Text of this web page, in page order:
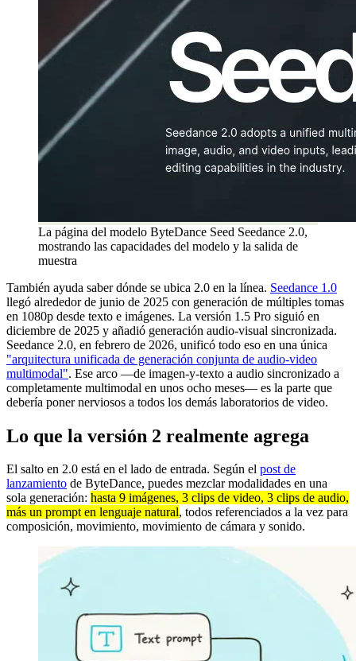
La página del modelo ByteDance Seed Seedance 2.0,
mostrando las capacidades del modelo y la salida de
muestra
También ayuda saber dónde se ubica 2.0 en la línea. Seedance 1.0
llegó alrededor de junio de 2025 con generación de múltiples tomas
en 1080p desde texto e imágenes. La versión 1.5 Pro siguió en
diciembre de 2025 y añadió generación audio-visual sincronizada.
Seedance 2.0, en febrero de 2026, unificó todo eso en una única
"arquitectura unificada de generación conjunta de audio-video
multimodal". Ese arco —de imagen-y-texto a audio sincronizado a
completamente multimodal en unos ocho meses— es la parte que
debería poner nerviosos a todos los demás laboratorios de video.
Lo que la versión 2 realmente agrega
El salto en 2.0 está en el lado de entrada. Según el post de
lanzamiento de ByteDance, puedes mezclar modalidades en una
sola generación: hasta 9 imágenes, 3 clips de video, 3 clips de audio,
más un prompt en lenguaje natural, todos referenciados a la vez para
composición, movimiento, movimiento de cámara y sonido.